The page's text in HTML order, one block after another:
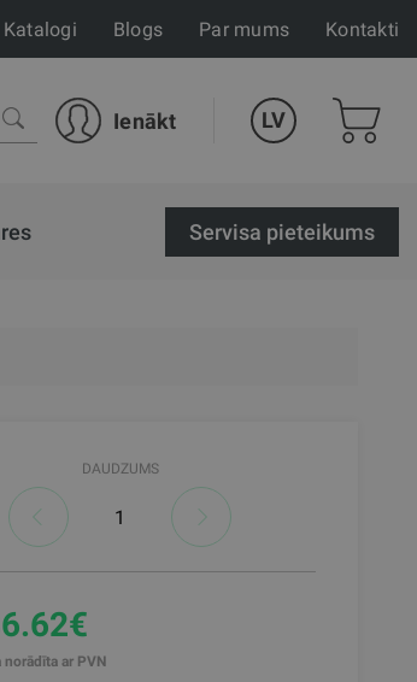
Katalogi Blogs Par mums Kontakti
Ienākt LV
Servisa pieteikums
DAUDZUMS
norādīta ar PVN